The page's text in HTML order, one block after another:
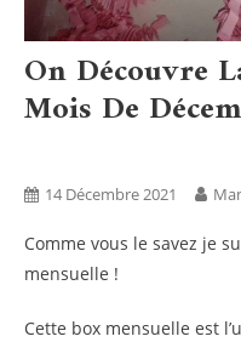
On Découvre
Mois De
14 Décembre 2021
Comme vous le savez je
mensuelle !
Cette box mensuelle est